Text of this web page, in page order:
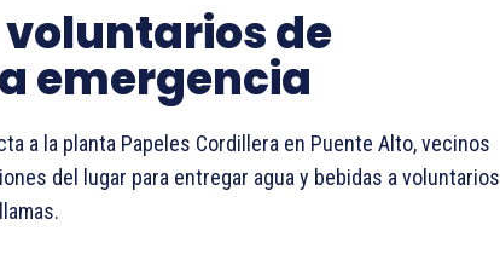
de
emergencia
a la planta Papeles Cordillera en Puente Alto, vecinos
del lugar para entregar agua y bebidas a voluntarios